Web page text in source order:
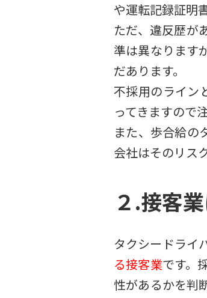
や運転記録証明
ただ、違反歴が
準は異なります
だあります。
不採用のライン
ってきますので
また、歩合給の
会社はそのリス
２.接客
タクシードライ
る接客業です。
性があるかを判